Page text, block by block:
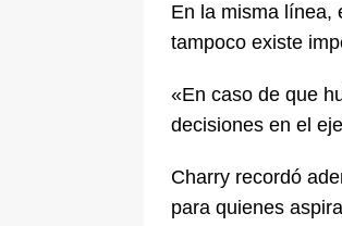
En la misma línea,
tampoco existe
«En caso de que
decisiones en el
Charry recordó
para quienes